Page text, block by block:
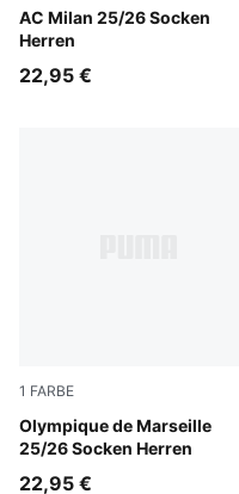
AC Milan 25/26 Socken
Herren
Heat Fire-PUMA Black
22,95 €
1 FARBE
Olympique de Marseille
25/26 Socken Herren
Vivid Blue-PUMA White
22,95 €